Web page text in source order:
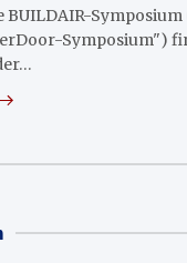
BUILDAIR-
Symposium")